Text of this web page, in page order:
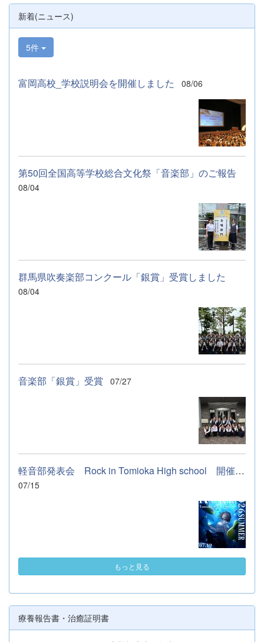
なお、本校は今年度、群馬県教育委員会か
らSAH+ Leading Schoolに認定されていま
す。富岡高校は、これからも「自ら考え、判
断し、行動できる生徒の育成」に取り組んで
まいります。
新着(ニュース)
5件
富岡高校_学校説明会を開催しました 08/06
第50回全国高等学校総合文化祭「音楽部」のご報告
08/04
群馬県吹奏楽部コンクール「銀賞」受賞しました
08/04
音楽部「銀賞」受賞 07/27
軽音部発表会 Rock in Tomioka High school 開催します
07/15
もっと見る
療養報告書・治癒証明書